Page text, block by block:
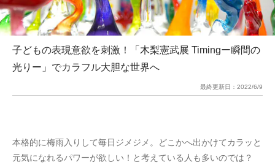
子どもの表現意欲を刺激！「木梨憲武展 Timingー瞬間の
光りー」でカラフル大胆な世界へ
最終更新日： 2022/6/9
本格的に梅雨入りして毎日ジメジメ。どこかへ出かけてカラッと
元気になれるパワーが欲しい！と考えている人も多いのでは？